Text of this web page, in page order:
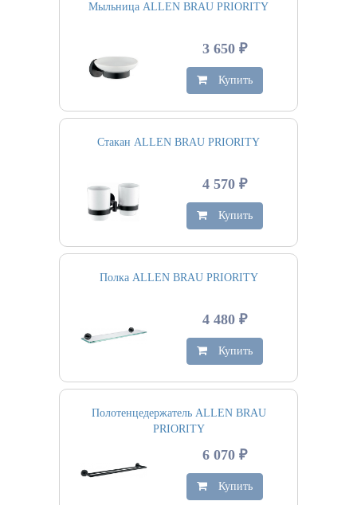
Мыльница ALLEN BRAU PRIORITY
3 650 ₽
Купить
Стакан ALLEN BRAU PRIORITY
4 570 ₽
Купить
Полка ALLEN BRAU PRIORITY
4 480 ₽
Купить
Полотенцедержатель ALLEN BRAU
PRIORITY
6 070 ₽
Купить